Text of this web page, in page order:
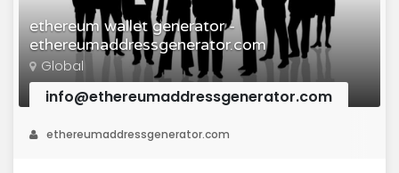
ethereum wallet generator -
ethereumaddressgenerator.com
Global
info@ethereumaddressgenerator.com
ethereumaddressgenerator.com